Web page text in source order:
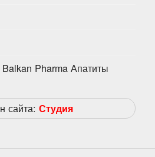
Pharma Апатиты
сайта: Студия